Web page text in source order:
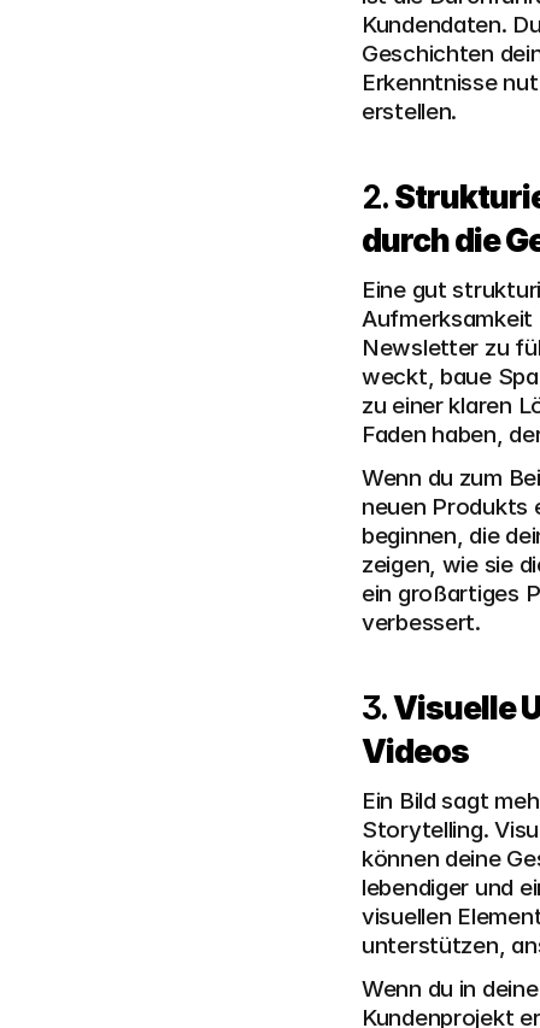
Kundendaten.
Geschichten
Erkenntnisse
erstellen.
2.
durch die
Eine gut
Aufmerksamkeit
Newsletter zu
weckt, baue
zu einer klaren
Faden haben,
Wenn du zum
neuen Produkts
beginnen, die
zeigen, wie sie
ein großartiges
verbessert.
3. Visuelle
Videos
Ein Bild sagt
Storytelling.
können deine
lebendiger und
visuellen
unterstützen,
Wenn du in
Kundenprojekt